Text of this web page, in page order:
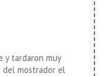
y tardaron muy
del mostrador el